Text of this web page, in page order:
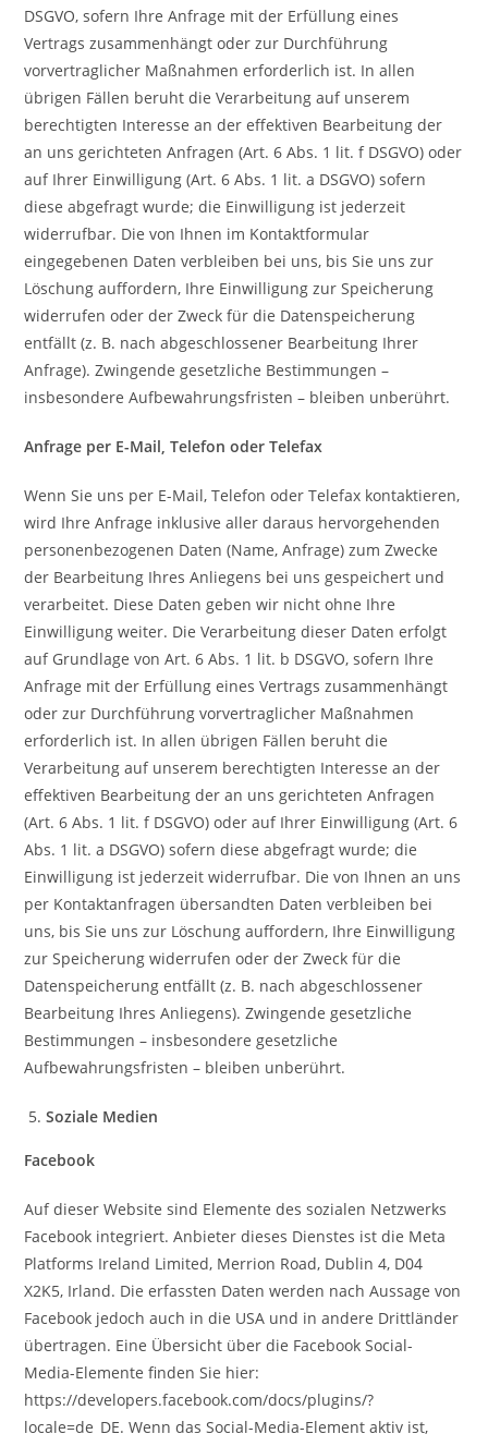
DSGVO, sofern Ihre Anfrage mit der Erfüllung eines
Vertrags zusammenhängt oder zur Durchführung
vorvertraglicher Maßnahmen erforderlich ist. In allen
übrigen Fällen beruht die Verarbeitung auf unserem
berechtigten Interesse an der effektiven Bearbeitung der
an uns gerichteten Anfragen (Art. 6 Abs. 1 lit. f DSGVO) oder
auf Ihrer Einwilligung (Art. 6 Abs. 1 lit. a DSGVO) sofern
diese abgefragt wurde; die Einwilligung ist jederzeit
widerrufbar. Die von Ihnen im Kontaktformular
eingegebenen Daten verbleiben bei uns, bis Sie uns zur
Löschung auffordern, Ihre Einwilligung zur Speicherung
widerrufen oder der Zweck für die Datenspeicherung
entfällt (z. B. nach abgeschlossener Bearbeitung Ihrer
Anfrage). Zwingende gesetzliche Bestimmungen –
insbesondere Aufbewahrungsfristen – bleiben unberührt.
Anfrage per E-Mail, Telefon oder Telefax
Wenn Sie uns per E-Mail, Telefon oder Telefax kontaktieren,
wird Ihre Anfrage inklusive aller daraus hervorgehenden
personenbezogenen Daten (Name, Anfrage) zum Zwecke
der Bearbeitung Ihres Anliegens bei uns gespeichert und
verarbeitet. Diese Daten geben wir nicht ohne Ihre
Einwilligung weiter. Die Verarbeitung dieser Daten erfolgt
auf Grundlage von Art. 6 Abs. 1 lit. b DSGVO, sofern Ihre
Anfrage mit der Erfüllung eines Vertrags zusammenhängt
oder zur Durchführung vorvertraglicher Maßnahmen
erforderlich ist. In allen übrigen Fällen beruht die
Verarbeitung auf unserem berechtigten Interesse an der
effektiven Bearbeitung der an uns gerichteten Anfragen
(Art. 6 Abs. 1 lit. f DSGVO) oder auf Ihrer Einwilligung (Art. 6
Abs. 1 lit. a DSGVO) sofern diese abgefragt wurde; die
Einwilligung ist jederzeit widerrufbar. Die von Ihnen an uns
per Kontaktanfragen übersandten Daten verbleiben bei
uns, bis Sie uns zur Löschung auffordern, Ihre Einwilligung
zur Speicherung widerrufen oder der Zweck für die
Datenspeicherung entfällt (z. B. nach abgeschlossener
Bearbeitung Ihres Anliegens). Zwingende gesetzliche
Bestimmungen – insbesondere gesetzliche
Aufbewahrungsfristen – bleiben unberührt.
Soziale Medien
Facebook
Auf dieser Website sind Elemente des sozialen Netzwerks
Facebook integriert. Anbieter dieses Dienstes ist die Meta
Platforms Ireland Limited, Merrion Road, Dublin 4, D04
X2K5, Irland. Die erfassten Daten werden nach Aussage von
Facebook jedoch auch in die USA und in andere Drittländer
übertragen. Eine Übersicht über die Facebook Social-
Media-Elemente finden Sie hier:
https://developers.facebook.com/docs/plugins/?
locale=de_DE. Wenn das Social-Media-Element aktiv ist,